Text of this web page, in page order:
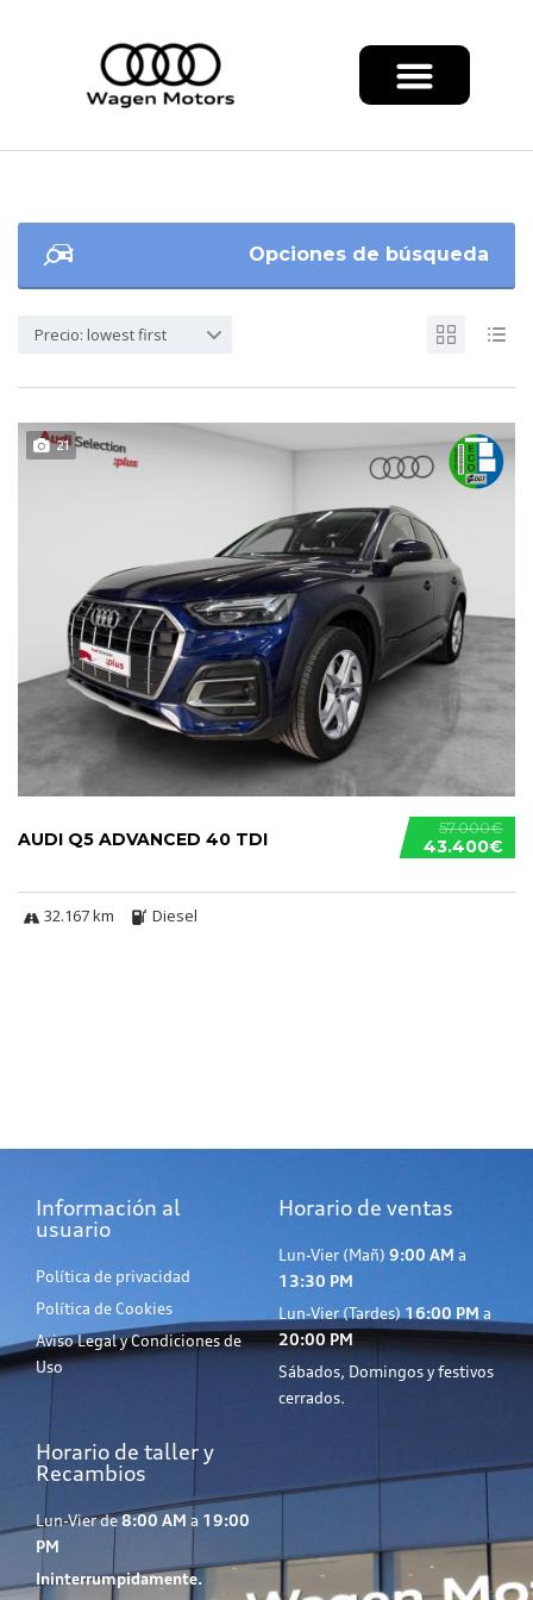
Opciones de búsqueda
Precio: lowest first
21
57.000€
43.400€
AUDI Q5 ADVANCED 40 TDI
32.167 km Diesel
Información al
usuario
Política de privacidad
Política de Cookies
Aviso Legal y Condiciones de
Uso
Horario de ventas
Lun-Vier (Mañ) 9:00 AM a
13:30 PM
Lun-Vier (Tardes) 16:00 PM a
20:00 PM
Sábados, Domingos y festivos
cerrados.
Horario de taller y
Recambios
Lun-Vier de8:00 AM a 19:00
PM
Ininterrumpidamente.